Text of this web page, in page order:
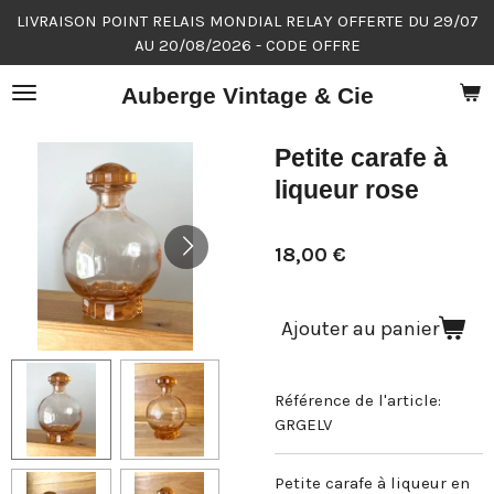
Passer
contenu
principal
Auberge Vintage & Cie
LIVRAISON POINT RELAIS MONDIAL RELAY OFFERTE DU 29/07
AU 20/08/2026 - CODE OFFRE
Petite carafe à
liqueur rose
18,00 €
Ajouter au panier
Référence de l'article:
GRGELV
Petite carafe à liqueur en